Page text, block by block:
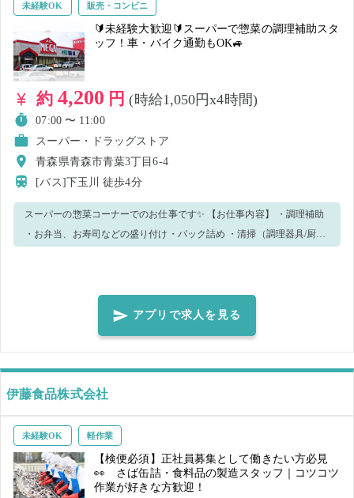
未経験OK 販売・コンビニ
🔰未経験大歓迎🔰スーパーで惣菜の調理補助スタ
ッフ！車・バイク通勤もOK🚙
約 4,200 円(時給1,050円x4時間)
07:00 〜 11:00
スーパー・ドラッグストア
青森県青森市青葉3丁目6-4
[バス]下玉川徒歩4分
スーパーの惣菜コーナーでのお仕事です✨ 【お仕事内容】 ・調理補助
・お弁当、お寿司などの盛り付け・パック詰め ・清掃（調理器具/厨房
「不安な気持ちが分かるからこそ、丁寧にサポートします！」💪 👕 服
装について ✨ 制服貸与あり なので安心♪ こんな方大歓迎！ ✅ テキパキ
行動 できる方 🚀 ✅ 明るく挨拶 できる方 🌞 ✅ 清潔感のある身なり を
心がけられる方 👔 ✅指示やお願いに素直に行動できる方！
アプリで求人を見る
伊藤食品株式会社
未経験OK 軽作業
【検便必須】正社員募集として働きたい方必見
👀 さば缶詰・食料品の製造スタッフ｜コツコツ
作業が好きな方歓迎！